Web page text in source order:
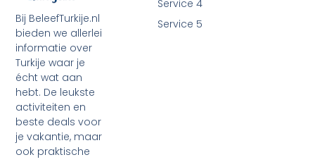
Bij BeleefTurkije.nl
bieden we allerlei
informatie over
Turkije waar je
écht wat aan
hebt. De leukste
activiteiten en
beste deals voor
je vakantie, maar
ook praktische
Service 4
Service 5